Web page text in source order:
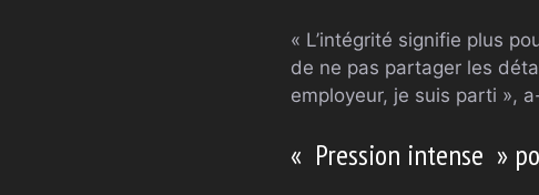
« L’intégrité signifie plus
de ne pas partager les
employeur, je suis parti »,
« Pression intense »